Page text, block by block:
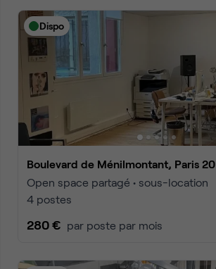
Dispo
Boulevard de Ménilmontant, Paris 20
Open space partagé • sous-location
4 postes
280 € par poste par mois